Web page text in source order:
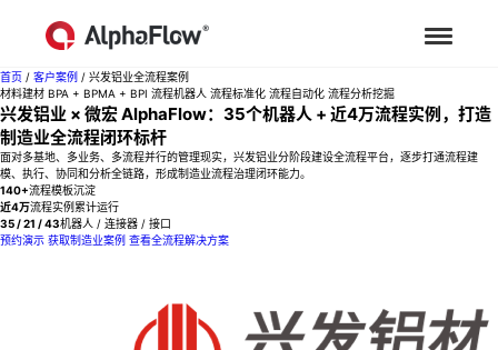
首页 / 客户案例 / 兴发铝业全流程案例
材料建材 BPA + BPMA + BPI 流程机器人 流程标准化 流程自动化 流程分析挖掘
兴发铝业 × 微宏 AlphaFlow：35个机器人 + 近4万流程实例，打造
制造业全流程闭环标杆
面对多基地、多业务、多流程并行的管理现实，兴发铝业分阶段建设全流程平台，逐步打通流程建
模、执行、协同和分析全链路，形成制造业流程治理闭环能力。
140+流程模板沉淀
近4万流程实例累计运行
35 / 21 / 43机器人 / 连接器 / 接口
预约演示 获取制造业案例 查看全流程解决方案